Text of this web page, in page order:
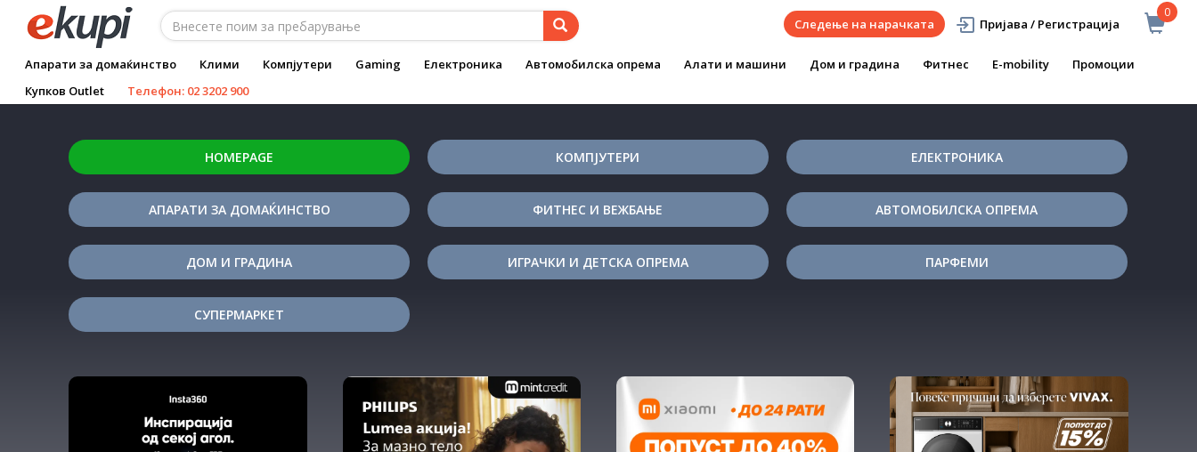
0
Следење на нарачката Пријава / Регистрација
Апарати за домаќинство Клими Компјутери Gaming Електроника Автомобилска опрема Алати и машини Дом и градина Фитнес E-mobility
Промоции
Купков Outlet
Телефон: 02 3202 900
HOMEPAGE КОМПЈУТЕРИ ЕЛЕКТРОНИКА
АПАРАТИ ЗА ДОМАЌИНСТВО ФИТНЕС И ВЕЖБАЊЕ АВТОМОБИЛСКА ОПРЕМА
ДОМ И ГРАДИНА ИГРАЧКИ И ДЕТСКА ОПРЕМА ПАРФЕМИ
СУПЕРМАРКЕТ